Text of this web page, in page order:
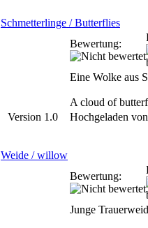
Schmetterlinge / Butterflies
Bewertung:
Eine Wolke aus
A cloud of
Version 1.0
Hochgeladen
Weide / willow
Bewertung:
Junge